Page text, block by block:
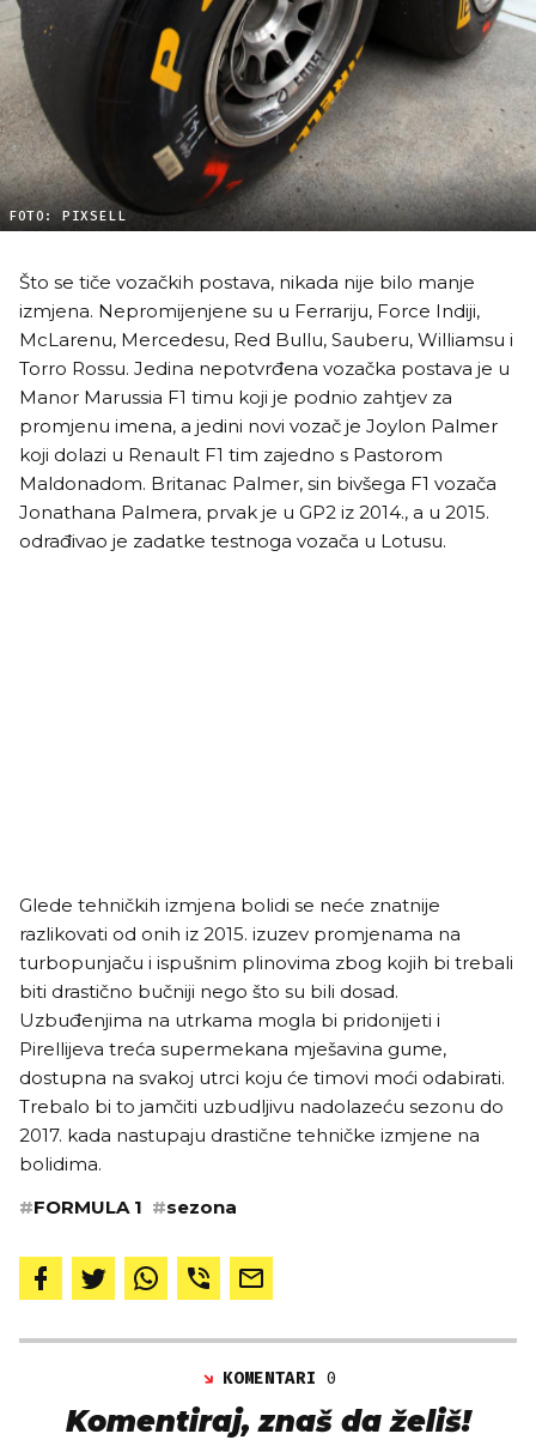
FOTO: PIXSELL
Što se tiče vozačkih postava, nikada nije bilo manje
izmjena. Nepromijenjene su u Ferrariju, Force Indiji,
McLarenu, Mercedesu, Red Bullu, Sauberu, Williamsu i
Torro Rossu. Jedina nepotvrđena vozačka postava je u
Manor Marussia F1 timu koji je podnio zahtjev za
promjenu imena, a jedini novi vozač je Joylon Palmer
koji dolazi u Renault F1 tim zajedno s Pastorom
Maldonadom. Britanac Palmer, sin bivšega F1 vozača
Jonathana Palmera, prvak je u GP2 iz 2014., a u 2015.
odrađivao je zadatke testnoga vozača u Lotusu.
Glede tehničkih izmjena bolidi se neće znatnije
razlikovati od onih iz 2015. izuzev promjenama na
turbopunjaču i ispušnim plinovima zbog kojih bi trebali
biti drastično bučniji nego što su bili dosad.
Uzbuđenjima na utrkama mogla bi pridonijeti i
Pirellijeva treća supermekana mješavina gume,
dostupna na svakoj utrci koju će timovi moći odabirati.
Trebalo bi to jamčiti uzbudljivu nadolazeću sezonu do
2017. kada nastupaju drastične tehničke izmjene na
bolidima.
#FORMULA 1 #sezona
KOMENTARI0
Komentiraj, znaš da želiš!